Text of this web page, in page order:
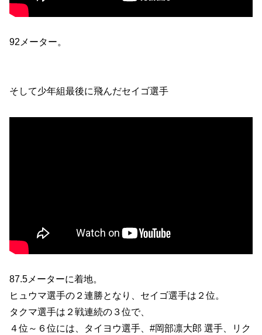
92メーター。
そして少年組最後に飛んだセイゴ選手
87.5メーターに着地。
ヒュウマ選手の２連勝となり、セイゴ選手は２位。
タクマ選手は２戦連続の３位で、
４位～６位には、タイヨウ選手、#岡部凛大郎 選手、リク